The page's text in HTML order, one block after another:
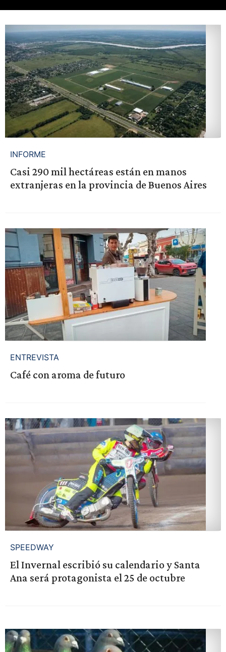
INFORME
Casi 290 mil hectáreas están en manos
extranjeras en la provincia de Buenos Aires
ENTREVISTA
Café con aroma de futuro
SPEEDWAY
El Invernal escribió su calendario y Santa
Ana será protagonista el 25 de octubre